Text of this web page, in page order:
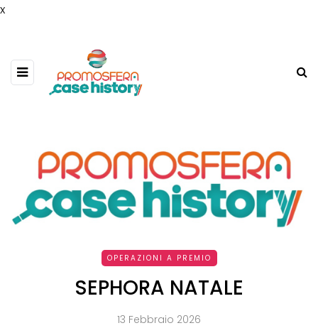
x
OPERAZIONI A PREMIO
SEPHORA NATALE
13 Febbraio 2026